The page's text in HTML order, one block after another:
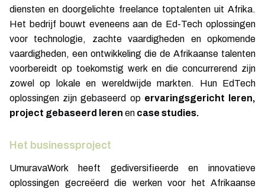
diensten en doorgelichte freelance toptalenten uit Afrika.
Het bedrijf bouwt eveneens aan de Ed-Tech oplossingen
voor technologie, zachte vaardigheden en opkomende
vaardigheden, een ontwikkeling die de Afrikaanse talenten
voorbereidt op toekomstig werk en die concurrerend zijn
zowel op lokale en wereldwijde markten. Hun EdTech
oplossingen zijn gebaseerd op ervaringsgericht leren,
project gebaseerd leren en case studies.
Het businessproject
UmuravaWork heeft gediversifieerde en innovatieve
oplossingen gecreëerd die werken voor het Afrikaanse